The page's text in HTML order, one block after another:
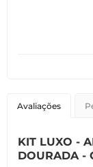
Avaliações
KIT LUXO -
DOURADA -